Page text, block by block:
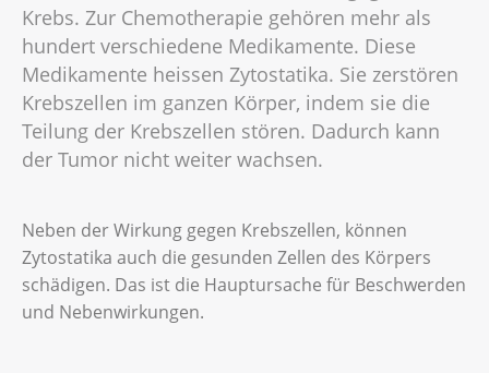
Krebs. Zur Chemotherapie gehören mehr als
hundert verschiedene Medikamente. Diese
Medikamente heissen Zytostatika. Sie zerstören
Krebszellen im ganzen Körper, indem sie die
Teilung der Krebszellen stören. Dadurch kann
der Tumor nicht weiter wachsen.
Neben der Wirkung gegen Krebszellen, können
Zytostatika auch die gesunden Zellen des Körpers
schädigen. Das ist die Hauptursache für Beschwerden
und Nebenwirkungen.